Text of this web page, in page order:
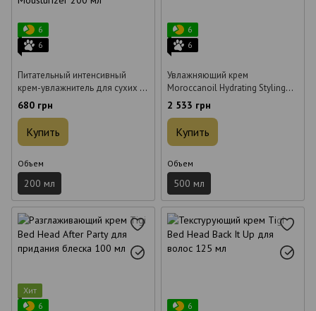
6
6
Питательный интенсивный
крем-увлажнитель для сухих и
ячеистых волос Beaver Hydro
Nutritive Rich Mousturizer 200 мл
680 грн
Купить
Объем
200 мл
6
6
Увлажняющий крем
Moroccanoil Hydrating Styling
Cream для стайлинга 500 мл
2 533 грн
Купить
Объем
500 мл
Хит
6
6